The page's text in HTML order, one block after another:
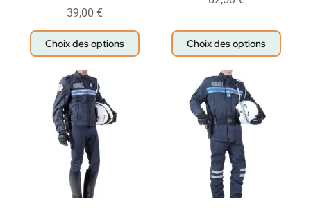
39,00 €
Choix des options Choix des options